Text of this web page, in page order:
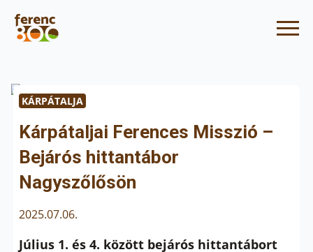
KÁRPÁTALJA
Kárpátaljai Ferences Misszió –
Bejárós hittantábor
Nagyszőlősön
2025.07.06.
Július 1. és 4. között bejárós hittantábort